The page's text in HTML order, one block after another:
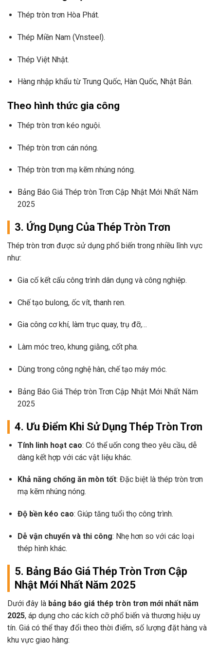
Thép tròn trơn Hòa Phát.
Thép Miền Nam (Vnsteel).
Thép Việt Nhật.
Hàng nhập khẩu từ Trung Quốc, Hàn Quốc, Nhật Bản.
Theo hình thức gia công
Thép tròn trơn kéo nguội.
Thép tròn trơn cán nóng.
Thép tròn trơn mạ kẽm nhúng nóng.
Bảng Báo Giá Thép tròn Trơn Cập Nhật Mới Nhất Năm
2025
3. Ứng Dụng Của Thép Tròn Trơn
Thép tròn trơn được sử dụng phổ biến trong nhiều lĩnh vực
như:
Gia cố kết cấu công trình dân dụng và công nghiệp.
Chế tạo bulong, ốc vít, thanh ren.
Gia công cơ khí, làm trục quay, trụ đỡ,…
Làm móc treo, khung giằng, cốt pha.
Dùng trong công nghệ hàn, chế tạo máy móc.
Bảng Báo Giá Thép tròn Trơn Cập Nhật Mới Nhất Năm
2025
4. Ưu Điểm Khi Sử Dụng Thép Tròn Trơn
Tính linh hoạt cao: Có thể uốn cong theo yêu cầu, dễ
dàng kết hợp với các vật liệu khác.
Khả năng chống ăn mòn tốt: Đặc biệt là thép tròn trơn
mạ kẽm nhúng nóng.
Độ bền kéo cao: Giúp tăng tuổi thọ công trình.
Dễ vận chuyển và thi công: Nhẹ hơn so với các loại
thép hình khác.
5. Bảng Báo Giá Thép Tròn Trơn Cập
Nhật Mới Nhất Năm 2025
Dưới đây là bảng báo giá thép tròn trơn mới nhất năm
2025, áp dụng cho các kích cỡ phổ biến và thương hiệu uy
tín. Giá có thể thay đổi theo thời điểm, số lượng đặt hàng và
khu vực giao hàng: